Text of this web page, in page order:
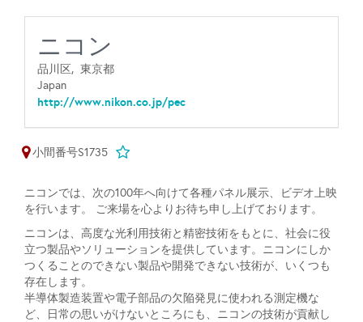
ニコン
品川区, 東京都
Japan
http://www.nikon.co.jp/pec
小間番号S1735
ニコンでは、次の100年へ向けて各種パネル展示、ビデオ上映
を行います。 ご来場を心よりお待ち申し上げております。
ニコンは、高度な光利用技術と精密技術をもとに、社会に役
立つ製品やソリューションを提供しています。ニコンにしか
つくることのできない製品や開発できない技術が、いくつも
存在します。
半導体製造装置や電子部品の欠陥発見に使われる測定機な
ど、日常の思いがけないところにも、ニコンの技術が貢献し